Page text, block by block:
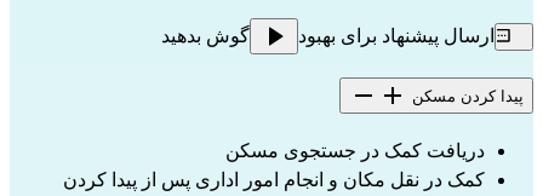
ارسال پیشنهاد برای بهبود گوش بدهید
پیدا کردن مسکن
دریافت کمک در جستجوی مسکن
کمک در نقل مکان و انجام امور اداری پس از پیدا کردن